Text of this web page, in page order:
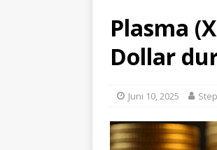
Plasma
Dollar
Juni 10, 2025